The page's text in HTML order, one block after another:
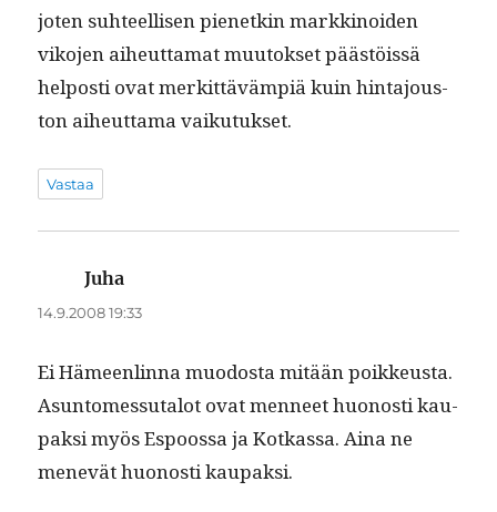
joten suh­teel­lisen pienetkin markki­noiden
viko­jen aiheut­ta­mat muu­tok­set päästöis­sä
hel­posti ovat merkit­tävämpiä kuin hin­ta­jous­
ton aiheut­ta­ma vaikutukset.
Vastaa
Juha
14.9.2008 19:33
Ei Hämeen­lin­na muo­dos­ta mitään poikkeusta.
Asun­tomes­su­talot ovat men­neet huonos­ti kau­
pak­si myös Espoos­sa ja Kotkas­sa. Aina ne
menevät huonos­ti kaupaksi.